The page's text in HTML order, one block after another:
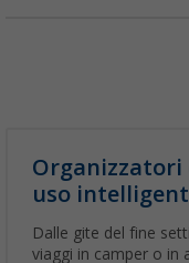
Organizzatori
uso
Dalle gite del fine
viaggi in camper o in